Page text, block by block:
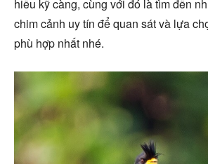
hiểu kỹ càng, cùng với đó là tìm đến
chim cảnh uy tín để quan sát và lựa
phù hợp nhất nhé.